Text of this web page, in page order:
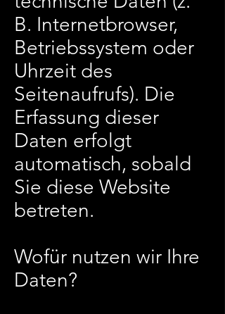
B. Internetbrowser,
Betriebssystem oder
Uhrzeit des
Seitenaufrufs). Die
Erfassung dieser
Daten erfolgt
automatisch, sobald
Sie diese Website
betreten.
Wofür nutzen wir Ihre
Daten?